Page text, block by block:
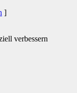
]
verbessern